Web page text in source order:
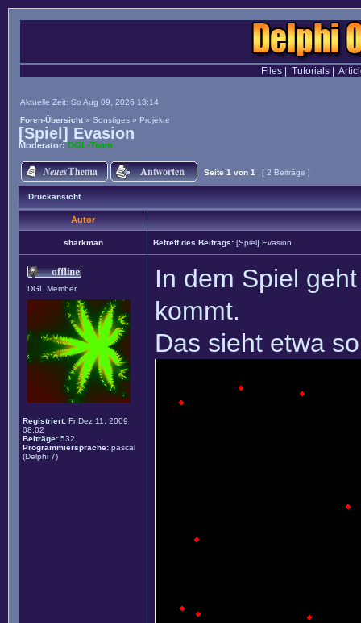
Files| Tutorials|
Aktuelle Zeit: So Aug 09, 2026 13:14
Foren-Übersicht » Sonstiges » Projekte
[Spiel] Evasion
Moderator:DGL-Team
Seite 1 von 1 [ 2 Beiträge ]
Druckansicht
Autor
sharkman Betreff des Beitrags: [Spiel] Evasion
DGL Member
Registriert: Fr Dez 11, 2009
08:02
Beiträge: 532
Programmiersprache: pascal
(Delphi 7)
In dem Spiel
kommt.
Das sieht etwa